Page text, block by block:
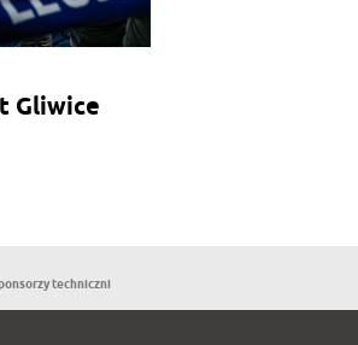
Gliwice
techniczni